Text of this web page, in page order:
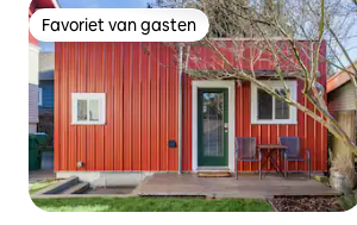
Favoriet van gasten
Favoriet van gasten